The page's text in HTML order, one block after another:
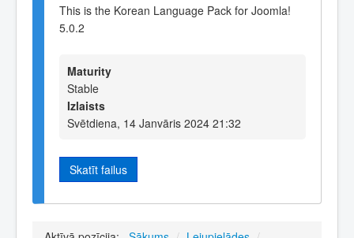
This is the Korean Language Pack for Joomla!
5.0.2
Maturity
Stable
Izlaists
Svētdiena, 14 Janvāris 2024 21:32
Skatīt failus